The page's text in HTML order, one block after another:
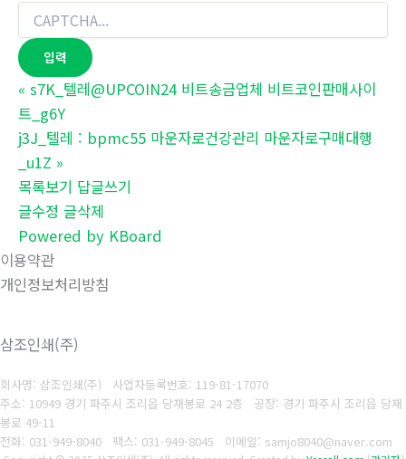
« s7K_텔레@UPCOIN24 비트송금업체 비트코인판매사이
트_g6Y
j3J_텔레 : bpmc55 마운자로건강관리 마운자로구매대행
_u1Z »
목록보기 답글쓰기
글수정 글삭제
Powered by KBoard
이용약관
개인정보처리방침
삼조인쇄(주)
회사명: 삼조인쇄(주) 사업자등록번호: 119-81-17070
주소: 10949 경기 파주시 조리읍 당재봉로 24 2층 공장: 경기 파주시 조리읍 당재
봉로 49-11
전화: 031-949-8040
팩스: 031-949-8045 이메일: samjo8040@naver.com